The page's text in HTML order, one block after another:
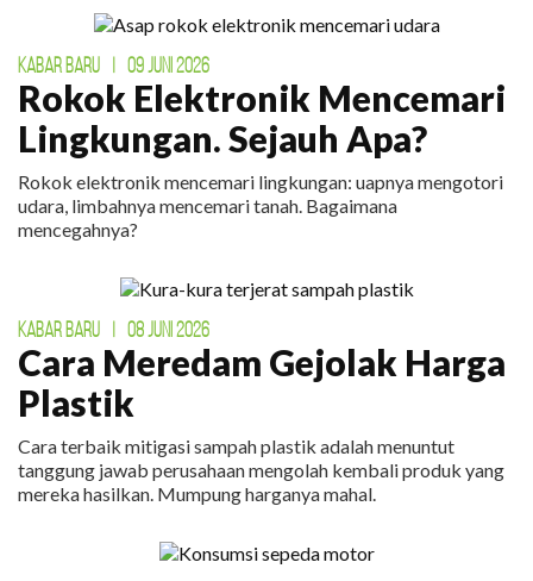
KABAR BARU 09 JUNI 2026
Rokok Elektronik Mencemari
Lingkungan. Sejauh Apa?
Rokok elektronik mencemari lingkungan: uapnya mengotori
udara, limbahnya mencemari tanah. Bagaimana
mencegahnya?
KABAR BARU 08 JUNI 2026
Cara Meredam Gejolak Harga
Plastik
Cara terbaik mitigasi sampah plastik adalah menuntut
tanggung jawab perusahaan mengolah kembali produk yang
mereka hasilkan. Mumpung harganya mahal.